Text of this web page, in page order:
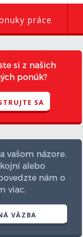
práce
si z našich
ponúk?
SA
vašom názore.
alebo
nám o
viac.
VÄZBA